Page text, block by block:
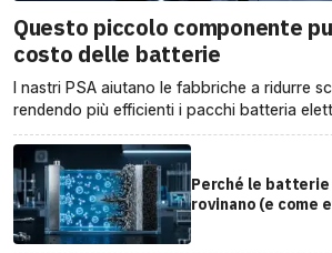
Questo piccolo componente
costo delle batterie
I nastri PSA aiutano le fabbriche a ridurre
rendendo più efficienti i pacchi batteria
Perché le
rovinano (e come